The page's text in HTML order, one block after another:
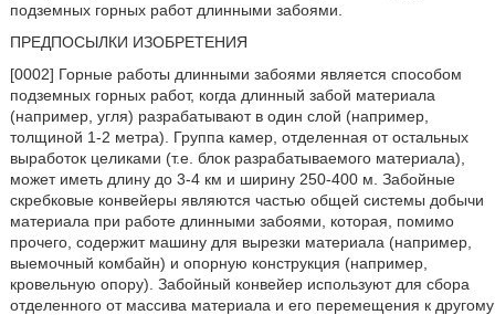
подземных горных работ длинными забоями.
ПРЕДПОСЫЛКИ ИЗОБРЕТЕНИЯ
[0002] Горные работы длинными забоями является способом
подземных горных работ, когда длинный забой материала
(например, угля) разрабатывают в один слой (например,
толщиной 1-2 метра). Группа камер, отделенная от остальных
выработок целиками (т.е. блок разрабатываемого материала),
может иметь длину до 3-4 км и ширину 250-400 м. Забойные
скребковые конвейеры являются частью общей системы добычи
материала при работе длинными забоями, которая, помимо
прочего, содержит машину для вырезки материала (например,
выемочный комбайн) и опорную конструкция (например,
кровельную опору). Забойный конвейер используют для сбора
отделенного от массива материала и его перемещения к другому